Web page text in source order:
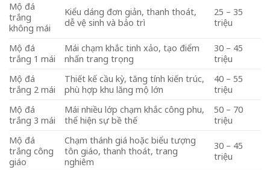
Mộ đá
trắng
không mái
Kiểu dáng đơn giản, thanh thoát,
dễ vệ sinh và bảo trì
25 – 35
triệu
Mộ đá
trắng 1 mái
Mái chạm khắc tinh xảo, tạo điểm
nhấn trang trọng
30 – 45
triệu
Mộ đá
trắng 2 mái
Thiết kế cầu kỳ, tăng tính kiến trúc,
phù hợp khu lăng mộ lớn
40 – 55
triệu
Mộ đá
trắng 3 mái
Mái nhiều lớp chạm khắc công phu,
thể hiện sự bề thế
50 – 70
triệu
Mộ đá
trắng công
giáo
Chạm thánh giá hoặc biểu tượng
tôn giáo, thanh thoát, trang
nghiêm
30 – 45
triệu